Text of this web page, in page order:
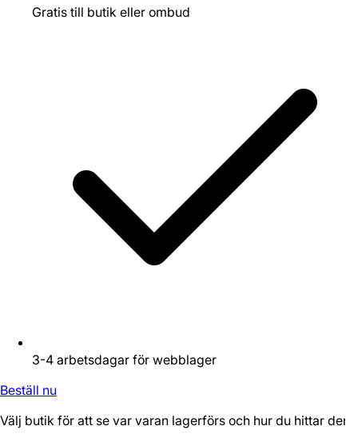
Gratis till butik eller ombud
3-4 arbetsdagar för webblager
Beställ nu
Välj butik för att se var varan lagerförs och hur du hittar den.